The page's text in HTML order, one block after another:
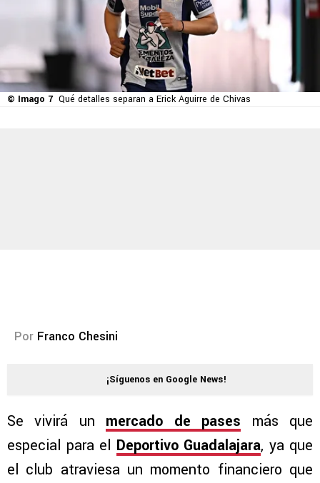
© Imago 7 Qué detalles separan a Erick Aguirre de Chivas
Por Franco Chesini
¡Síguenos en Google News!
Se vivirá un mercado de pases más que
especial para el Deportivo Guadalajara, ya que
el club atraviesa un momento financiero que